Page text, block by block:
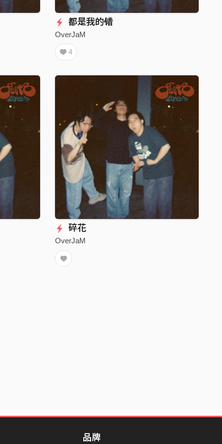
都是我的错
OverJaM
4
碎花
OverJaM
品牌